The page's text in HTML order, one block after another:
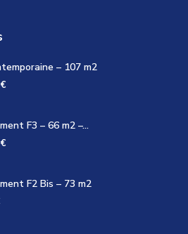
– 107 m2
F3 – 66 m2 –...
F2 Bis – 73 m2